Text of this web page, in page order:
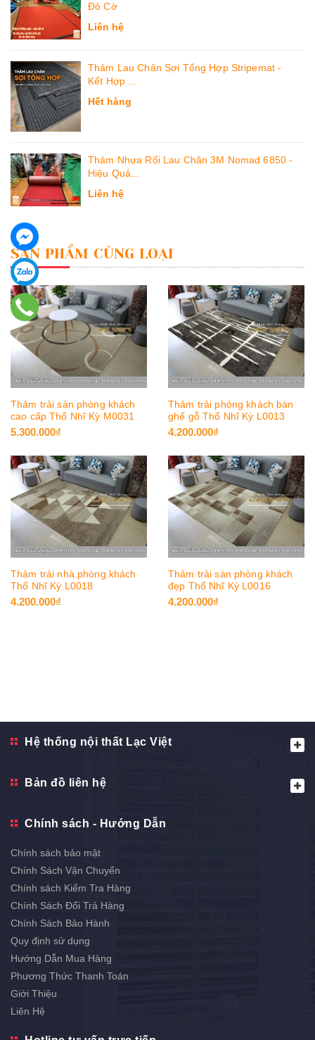
Đỏ Cờ
Liên hệ
Thảm Lau Chân Sợi Tổng Hợp Stripemat -
Kết Hợp ...
Hết hàng
Thảm Nhựa Rối Lau Chân 3M Nomad 6850 -
Hiệu Quả...
Liên hệ
SẢN PHẨM CÙNG LOẠI
Thảm trải sàn phòng khách
cao cấp Thổ Nhĩ Kỳ M0031
5.300.000₫
Thảm trải nhà phòng khách
Thổ Nhĩ Kỳ L0018
4.200.000₫
Thảm trải phòng khách bàn
ghế gỗ Thổ Nhĩ Kỳ L0013
4.200.000₫
Thảm trải sàn phòng khách
đẹp Thổ Nhĩ Kỳ L0016
4.200.000₫
Hệ thống nội thất Lạc Việt
Bản đồ liên hệ
Chính sách - Hướng Dẫn
Chính sách bảo mật
Chính Sách Vận Chuyển
Chính sách Kiểm Tra Hàng
Chính Sách Đổi Trả Hàng
Chính Sách Bảo Hành
Quy định sử dụng
Hướng Dẫn Mua Hàng
Phương Thức Thanh Toán
Giới Thiệu
Liên Hệ